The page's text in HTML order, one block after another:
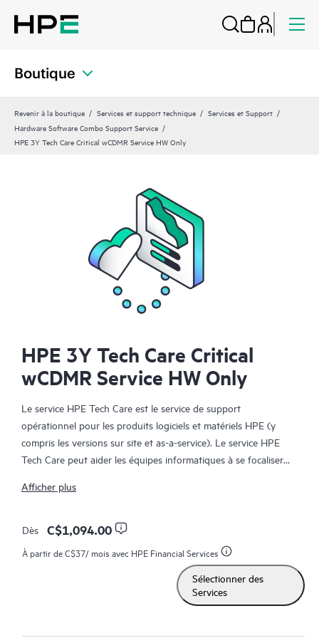
Boutique
Revenir à la boutique Services et support technique
Services et Support
Hardware Software Combo Support Service
HPE 3Y Tech Care Critical wCDMR Service HW Only
HPE 3Y Tech Care Critical
wCDMR Service HW Only
Le service HPE Tech Care est le service de support
opérationnel pour les produits logiciels et matériels HPE (y
compris les versions sur site et as-a-service). Le service HPE
Tech Care peut aider les équipes informatiques à se focaliser
chercher proactivement de meilleures méthodes de travail,
Le service HPE Tech Care établit un accès direct à des
spécialistes produit et fournit des conseils techniques généraux,
qui aideront les Clients à réduire les risques et à trouver des
méthodes de travail plus efficaces. Les Clients du service HPE
Afficher plus
Dès C$1,094.00
À partir deC$37/ mois avec HPE Financial Services
Sélectionner des
Services